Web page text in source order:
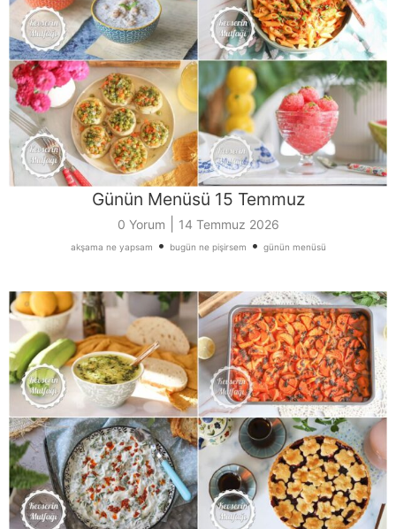
Günün Menüsü 15 Temmuz
0 Yorum 14 Temmuz 2026
akşama ne yapsam • bugün ne pişirsem • günün menüsü